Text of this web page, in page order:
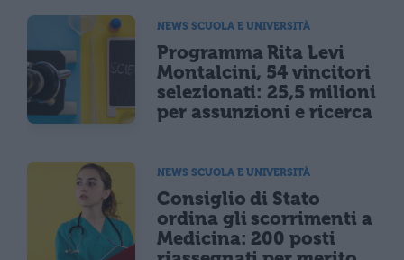
NEWS SCUOLA E UNIVERSITÀ
Programma Rita Levi
Montalcini, 54 vincitori
selezionati: 25,5 milioni
per assunzioni e ricerca
NEWS SCUOLA E UNIVERSITÀ
Consiglio di Stato
ordina gli scorrimenti a
Medicina: 200 posti